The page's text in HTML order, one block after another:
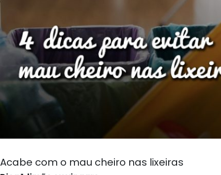
Acabe com o mau cheiro nas lixeiras